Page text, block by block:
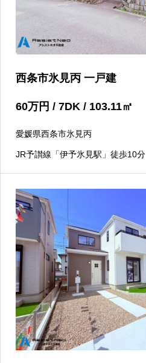
西条市氷見丙 一戸建
60万円 / 7DK / 103.11㎡
愛媛県西条市氷見丙
JR予讃線「伊予氷見駅」徒歩10分